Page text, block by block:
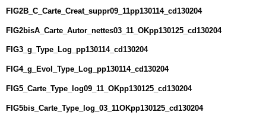
FIG2B_C_Carte_Creat_suppr09_11pp130114_cd130204
FIG2bisA_Carte_Autor_nettes03_11_OKpp130125_cd130204
FIG3_g_Type_Log_pp130114_cd130204
FIG4_g_Evol_Type_Log_pp130114_cd130204
FIG5_Carte_Type_log09_11_OKpp130125_cd130204
FIG5bis_Carte_Type_log_03_11OKpp130125_cd130204